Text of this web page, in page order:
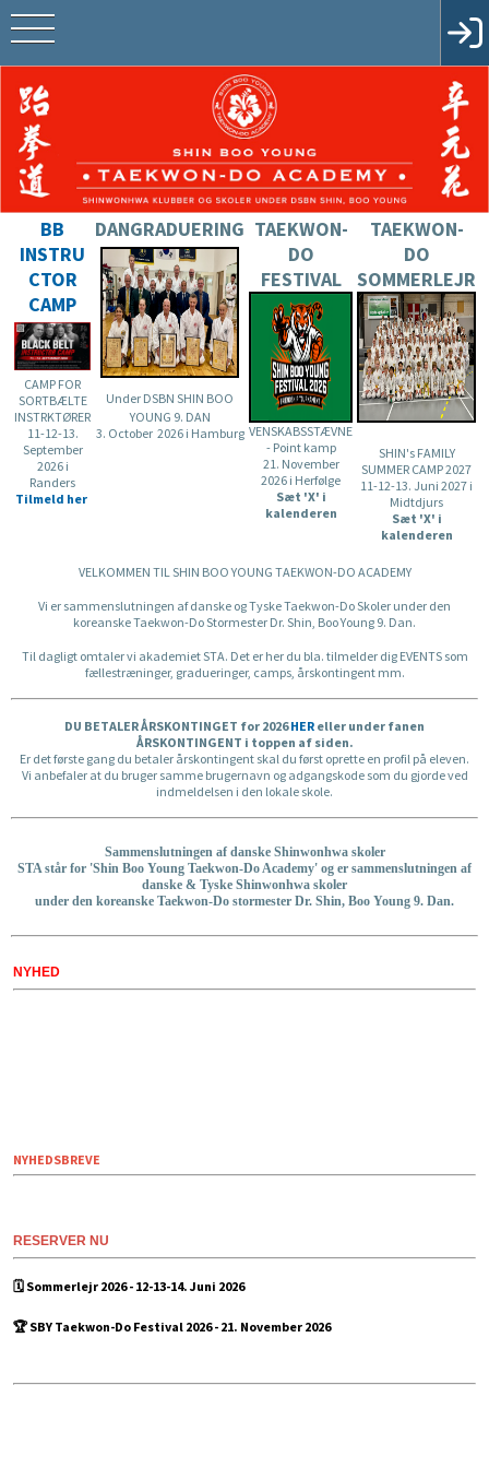
BB
INSTRU
CTOR
CAMP
CAMP FOR
SORTBÆLTE
INSTRKTØRER
11-12-13.
September
2026 i
Randers
Tilmeld her
DANGRADUERING
Under DSBN SHIN BOO
YOUNG 9. DAN
3. October 2026 i Hamburg
TAEKWON-
DO
FESTIVAL
VENSKABSSTÆVNE
- Point kamp
21. November
2026 i Herfølge
Sæt 'X' i
kalenderen
TAEKWON-
DO
SOMMERLEJR
SHIN's FAMILY
SUMMER CAMP 2027
11-12-13. Juni 2027 i
Midtdjurs
Sæt 'X' i
kalenderen
VELKOMMEN TIL SHIN BOO YOUNG TAEKWON-DO ACADEMY
Vi er sammenslutningen af danske og Tyske Taekwon-Do Skoler under den
koreanske Taekwon-Do Stormester Dr. Shin, Boo Young 9. Dan.
Til dagligt omtaler vi akademiet STA. Det er her du bla. tilmelder dig EVENTS som
fællestræninger, gradueringer, camps, årskontingent mm.
DU BETALER ÅRSKONTINGET for 2026HER eller under fanen
ÅRSKONTINGENT i toppen af siden.
Er det første gang du betaler årskontingent skal du først oprette en profil på eleven.
Vi anbefaler at du bruger samme brugernavn og adgangskode som du gjorde ved
indmeldelsen i den lokale skole.
Sammenslutningen af danske Shinwonhwa skoler
STA står for 'Shin Boo Young Taekwon-Do Academy' og er sammenslutningen af
danske & Tyske Shinwonhwa skoler
under den koreanske Taekwon-Do stormester Dr. Shin, Boo Young 9. Dan.
NYHED
NYHEDSBREVE
RESERVER NU
🗓️ Sommerlejr 2026 - 12-13-14. Juni 2026
🏆 SBY Taekwon-Do Festival 2026 - 21. November 2026